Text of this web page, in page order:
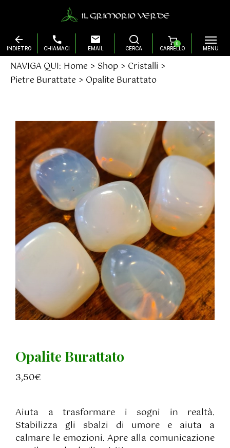
SaltaNAVIGA QUI: Home Shop
Cristalli
Pietre Burattate
Opalite Burattato
Opalite Burattato
3,50€
Aiuta a trasformare i sogni in realtà.
Stabilizza gli sbalzi di umore e aiuta a
calmare le emozioni. Apre alla comunicazione
0